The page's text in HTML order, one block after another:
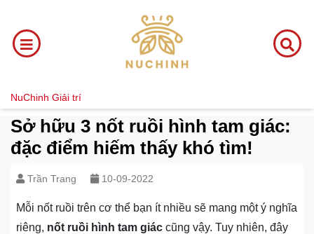
NuChinh Giải trí
Sở hữu 3 nốt ruồi hình tam giác:
đặc điểm hiếm thấy khó tìm!
Trần Trang 10-09-2022
Mỗi nốt ruồi trên cơ thể bạn ít nhiều sẽ mang một ý nghĩa
riêng, nốt ruồi hình tam giác cũng vậy. Tuy nhiên, đây